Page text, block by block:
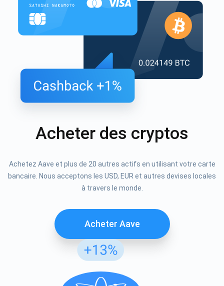
Acheter des cryptos
Achetez Aave et plus de 20 autres actifs en utilisant votre carte
bancaire. Nous acceptons les USD, EUR et autres devises locales
à travers le monde.
Acheter Aave